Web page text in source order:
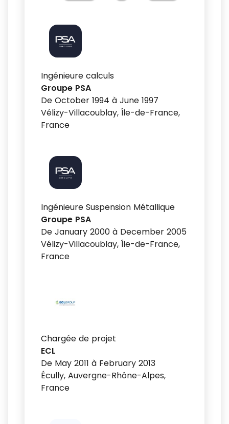
Ingénieure calculs
Groupe PSA
De October 1994 à June 1997
Vélizy-Villacoublay, Île-de-France,
France
Ingénieure Suspension Métallique
Groupe PSA
De January 2000 à December 2005
Vélizy-Villacoublay, Île-de-France,
France
Chargée de projet
ECL
De May 2011 à February 2013
Écully, Auvergne-Rhône-Alpes,
France